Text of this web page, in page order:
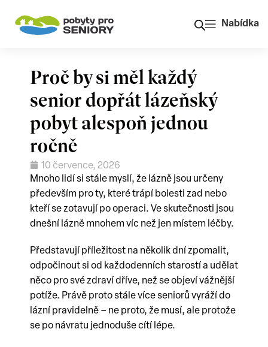
Nabídka
Proč by si měl každý
senior dopřát lázeňský
pobyt alespoň jednou
ročně
10 července, 2026
Mnoho lidí si stále myslí, že lázně jsou určeny
především pro ty, které trápí bolesti zad nebo
kteří se zotavují po operaci. Ve skutečnosti jsou
dnešní lázně mnohem víc než jen místem léčby.
Představují příležitost na několik dní zpomalit,
odpočinout si od každodenních starostí a udělat
něco pro své zdraví dříve, než se objeví vážnější
potíže. Právě proto stále více seniorů vyráží do
lázní pravidelně – ne proto, že musí, ale protože
se po návratu jednoduše cítí lépe.